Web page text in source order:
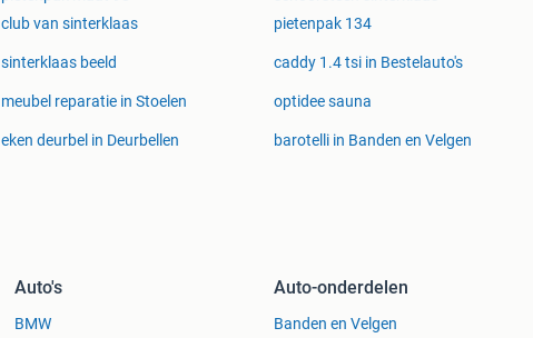
club van sinterklaas pietenpak 134
sinterklaas beeld caddy 1.4 tsi in Bestelauto's
meubel reparatie in Stoelen optidee sauna
eken deurbel in Deurbellen barotelli in Banden en Velgen
Auto's
BMW
Auto-onderdelen
Banden en Velgen